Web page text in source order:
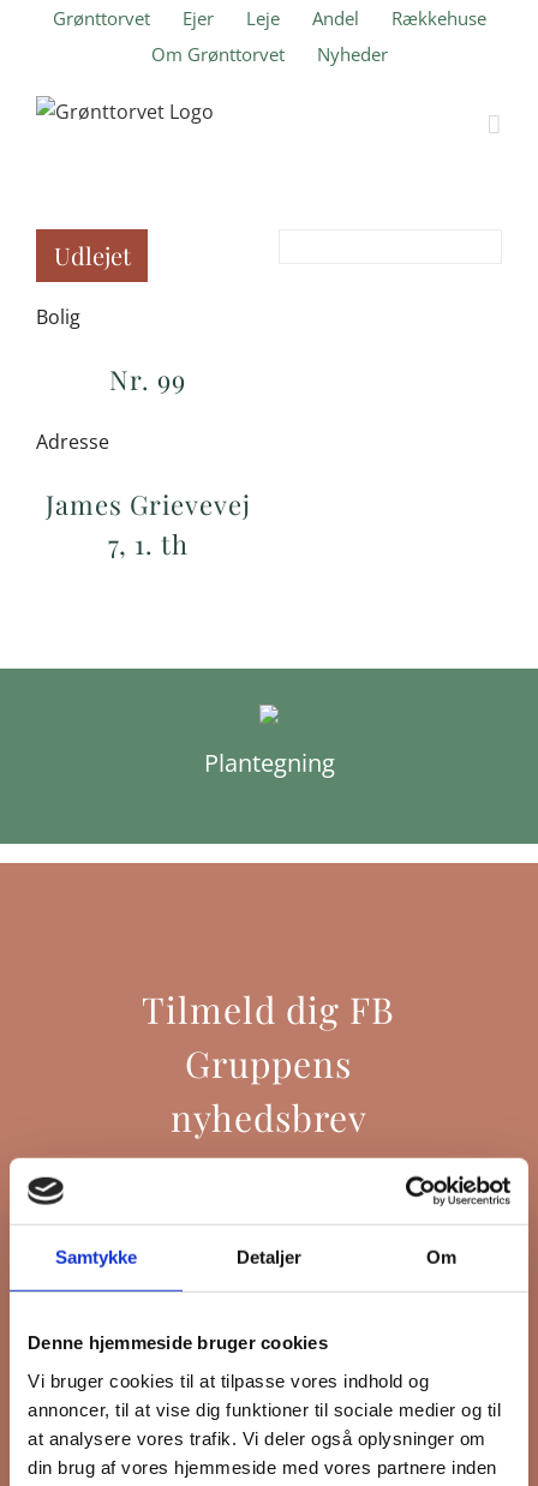
Samtykke Detaljer Om
Denne hjemmeside bruger cookies
Vi bruger cookies til at tilpasse vores indhold og
annoncer, til at vise dig funktioner til sociale medier og til
at analysere vores trafik. Vi deler også oplysninger om
din brug af vores hjemmeside med vores partnere inden
Grønttorvet Ejer Leje Andel
Rækkehuse
Om Grønttorvet
Nyheder
Udlejet
Bolig
Nr. 99
Adresse
James Grievevej
7, 1. th
Plantegning
Tilmeld dig FB
Gruppens
nyhedsbrev
Hold dig opdateret på hvad der sker
på Grønttorvet. I vores nyhedsbrev
sender vi blandt andet invitation til
boliger til salg, så du kan komme
først i køen.